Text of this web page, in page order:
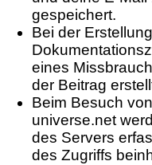
gespeichert.
Bei der
eines
der Beitrag
Beim Besuch
universe.net
des Servers
des Zugriffs